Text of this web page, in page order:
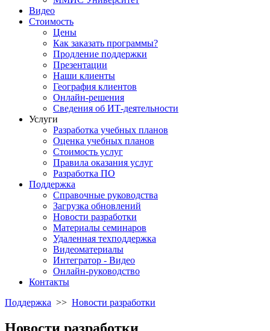
Видео
Стоимость
Цены
Как заказать программы?
Продление поддержки
Презентации
Наши клиенты
География клиентов
Онлайн-решения
Сведения об ИТ-деятельности
Услуги
Разработка учебных планов
Оценка учебных планов
Стоимость услуг
Правила оказания услуг
Разработка ПО
Поддержка
Справочные руководства
Загрузка обновлений
Новости разработки
Материалы семинаров
Удаленная техподдержка
Видеоматериалы
Интегратор - Видео
Онлайн-руководство
Контакты
Поддержка >> Новости разработки